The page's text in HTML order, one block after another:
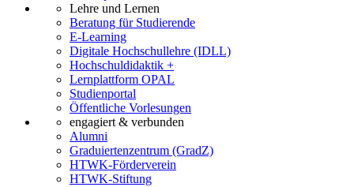
Lehre und Lernen
Beratung für Studierende
E-Learning
Digitale Hochschullehre (IDLL)
Hochschuldidaktik +
Lernplattform OPAL
Studienportal
Öffentliche Vorlesungen
engagiert & verbunden
Alumni
Graduiertenzentrum (GradZ)
HTWK-Förderverein
HTWK-Stiftung